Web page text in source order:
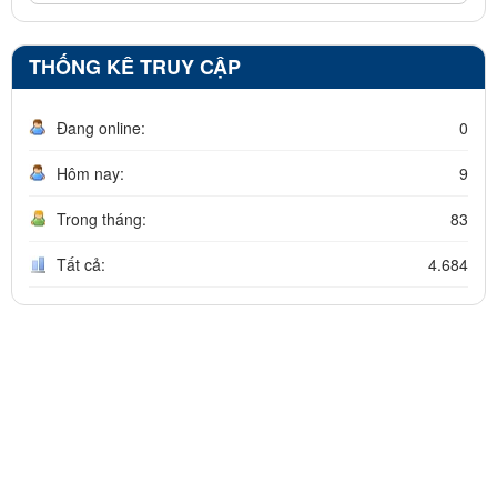
THỐNG KÊ TRUY CẬP
Đang online: 0
Hôm nay: 9
Trong tháng: 83
Tất cả: 4.684